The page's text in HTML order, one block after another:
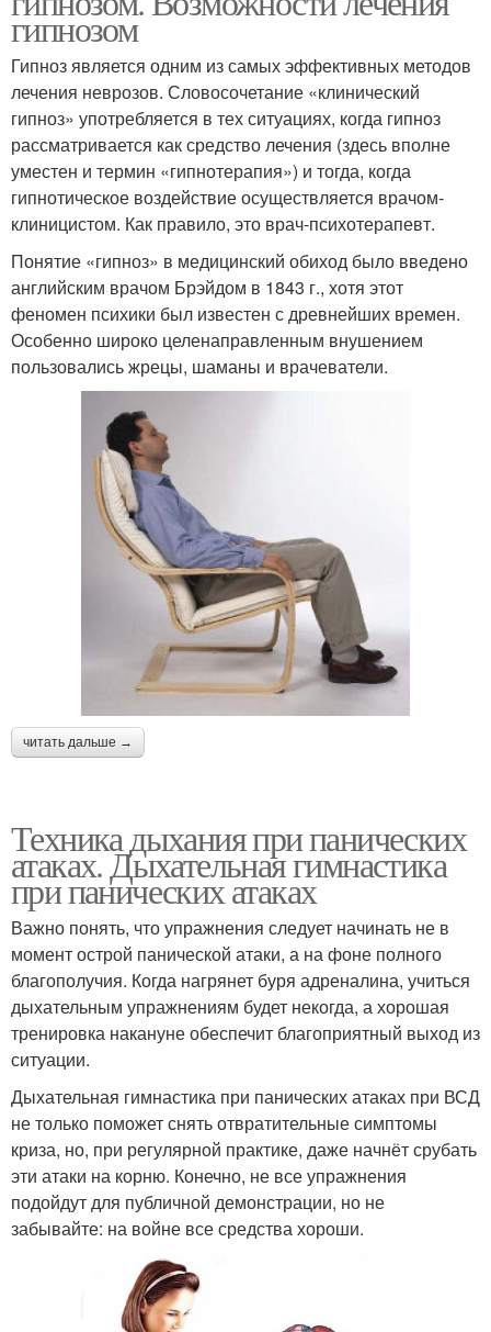
гипнозом
Гипноз является одним из самых эффективных методов
лечения неврозов. Словосочетание «клинический
гипноз» употребляется в тех ситуациях, когда гипноз
рассматривается как средство лечения (здесь вполне
уместен и термин «гипнотерапия») и тогда, когда
гипнотическое воздействие осуществляется врачом-
клиницистом. Как правило, это врач-психотерапевт.
Понятие «гипноз» в медицинский обиход было введено
английским врачом Брэйдом в 1843 г., хотя этот
феномен психики был известен с древнейших времен.
Особенно широко целенаправленным внушением
пользовались жрецы, шаманы и врачеватели.
читать дальше →
Техника дыхания при панических
атаках. Дыхательная гимнастика
при панических атаках
Важно понять, что упражнения следует начинать не в
момент острой панической атаки, а на фоне полного
благополучия. Когда нагрянет буря адреналина, учиться
дыхательным упражнениям будет некогда, а хорошая
тренировка накануне обеспечит благоприятный выход из
ситуации.
Дыхательная гимнастика при панических атаках при ВСД
не только поможет снять отвратительные симптомы
криза, но, при регулярной практике, даже начнёт срубать
эти атаки на корню. Конечно, не все упражнения
подойдут для публичной демонстрации, но не
забывайте: на войне все средства хороши.